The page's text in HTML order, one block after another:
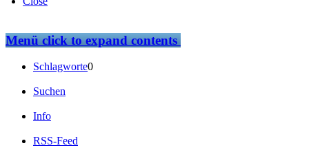
Menüclick to expand contents
Schlagworte0
Suchen
Info
RSS-Feed